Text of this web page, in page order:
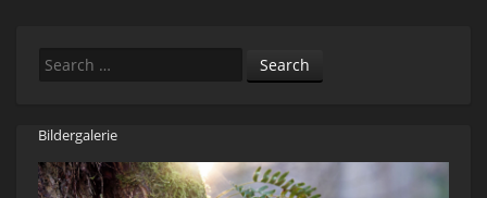
Search
Bildergalerie